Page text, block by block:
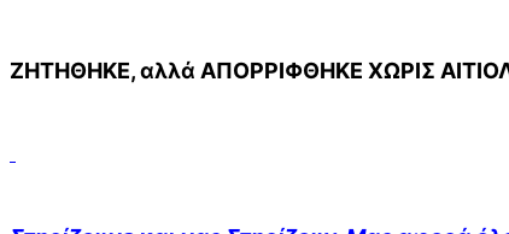
ΖΗΤΗΘΗΚΕ, αλλά ΑΠΟΡΡΙΦΘΗΚΕ ΧΩΡΙΣ